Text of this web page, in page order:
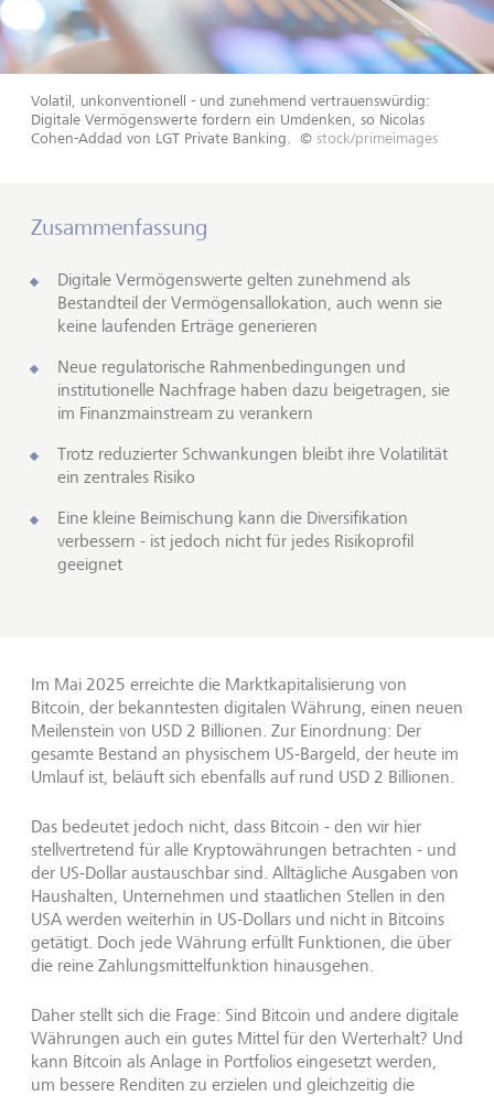
Volatil, unkonventionell - und zunehmend vertrauenswürdig:
Digitale Vermögenswerte fordern ein Umdenken, so Nicolas
Cohen-Addad von LGT Private Banking.
© stock/primeimages
Zusammenfassung
Digitale Vermögenswerte gelten zunehmend als
Bestandteil der Vermögensallokation, auch wenn sie
keine laufenden Erträge generieren
Neue regulatorische Rahmenbedingungen und
institutionelle Nachfrage haben dazu beigetragen, sie
im Finanzmainstream zu verankern
Trotz reduzierter Schwankungen bleibt ihre Volatilität
ein zentrales Risiko
Eine kleine Beimischung kann die Diversifikation
verbessern - ist jedoch nicht für jedes Risikoprofil
geeignet
Im Mai 2025 erreichte die Marktkapitalisierung von
Bitcoin, der bekanntesten digitalen Währung, einen neuen
Meilenstein von USD 2 Billionen. Zur Einordnung: Der
gesamte Bestand an physischem US-Bargeld, der heute im
Umlauf ist, beläuft sich ebenfalls auf rund USD 2 Billionen.
Das bedeutet jedoch nicht, dass Bitcoin - den wir hier
stellvertretend für alle Kryptowährungen betrachten - und
der US-Dollar austauschbar sind. Alltägliche Ausgaben von
Haushalten, Unternehmen und staatlichen Stellen in den
USA werden weiterhin in US-Dollars und nicht in Bitcoins
getätigt. Doch jede Währung erfüllt Funktionen, die über
die reine Zahlungsmittelfunktion hinausgehen.
Daher stellt sich die Frage: Sind Bitcoin und andere digitale
Währungen auch ein gutes Mittel für den Werterhalt? Und
kann Bitcoin als Anlage in Portfolios eingesetzt werden,
um bessere Renditen zu erzielen und gleichzeitig die